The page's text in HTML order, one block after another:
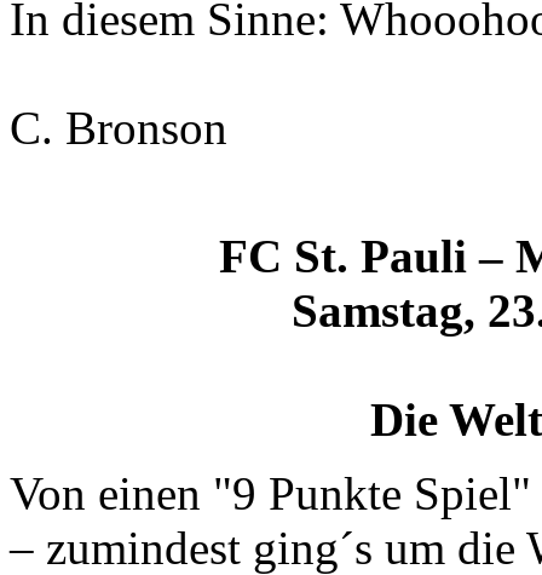
In diesem Sinne:
C. Bronson
FC St. Pauli –
Samstag,
Die
Von einen "9 Punkte
– zumindest ging´s um die